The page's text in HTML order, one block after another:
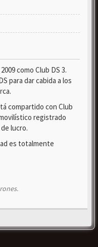
como Club DS 3.
para dar cabida a los
compartido con Club
registrado
lucro.
es totalmente